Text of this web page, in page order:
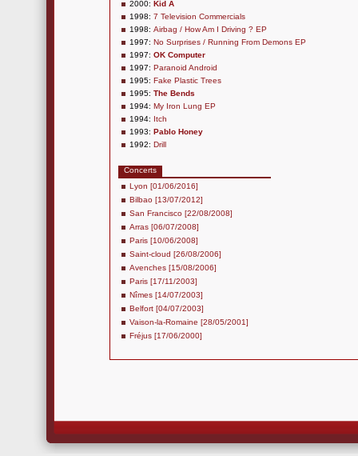
2000: Kid A
1998: 7 Television Commercials
1998: Airbag / How Am I Driving ? EP
1997: No Surprises / Running From Demons EP
1997: OK Computer
1997: Paranoid Android
1995: Fake Plastic Trees
1995: The Bends
1994: My Iron Lung EP
1994: Itch
1993: Pablo Honey
1992: Drill
Concerts
Lyon [01/06/2016]
Bilbao [13/07/2012]
San Francisco [22/08/2008]
Arras [06/07/2008]
Paris [10/06/2008]
Saint-cloud [26/08/2006]
Avenches [15/08/2006]
Paris [17/11/2003]
Nîmes [14/07/2003]
Belfort [04/07/2003]
Vaison-la-Romaine [28/05/2001]
Fréjus [17/06/2000]